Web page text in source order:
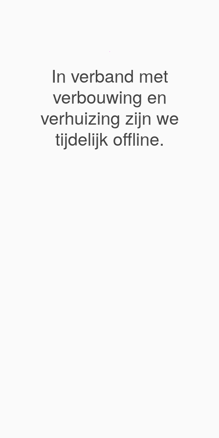
In verband met
verbouwing en
verhuizing zijn we
tijdelijk offline.